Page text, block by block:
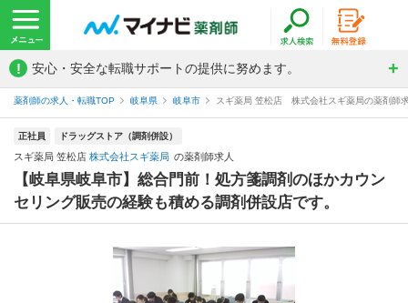
! 安心・安全な転職サポートの提供に努めます。
薬剤師の求人・転職TOP 岐阜県 岐阜市 スギ薬局 笠松店 株式会社スギ薬局の薬剤師
正社員 ドラッグストア（調剤併設）
スギ薬局 笠松店 株式会社スギ薬局 の薬剤師求人
【岐阜県岐阜市】総合門前！処方箋調剤のほかカウン
セリング販売の経験も積める調剤併設店です。